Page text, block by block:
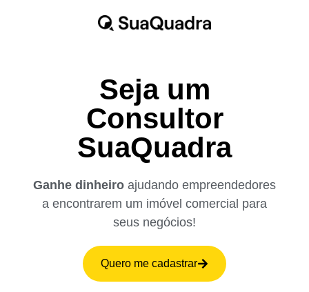
Seja um
Consultor
SuaQuadra
Ganhe dinheiro ajudando empreendedores
a encontrarem um imóvel comercial para
seus negócios!
Quero me cadastrar